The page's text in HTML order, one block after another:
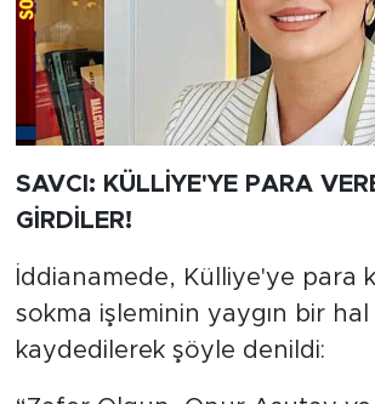
SAVCI: KÜLLİYE'YE PARA
GİRDİLER!
İddianamede, Külliye'ye para
sokma işleminin yaygın bir hal
kaydedilerek şöyle denildi: